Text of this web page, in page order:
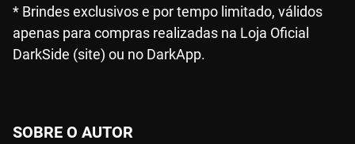
* Brindes exclusivos e por tempo limitado, válidos
apenas para compras realizadas na Loja Oficial
DarkSide (site) ou no DarkApp.
SOBRE O AUTOR